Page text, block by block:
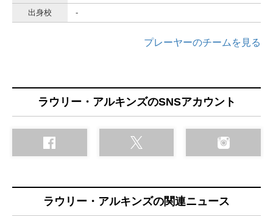
出身校 -
プレーヤーのチームを見る
ラウリー・アルキンズのSNSアカウント
ラウリー・アルキンズの関連ニュース